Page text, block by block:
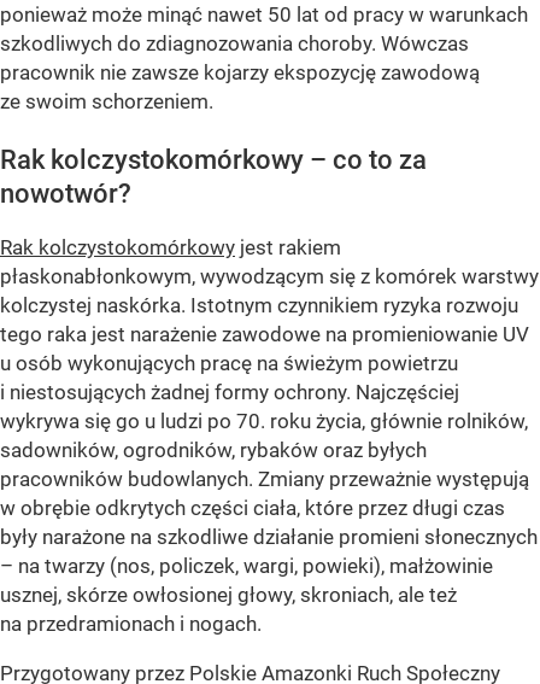
ponieważ może minąć nawet 50 lat od pracy w warunkach
szkodliwych do zdiagnozowania choroby. Wówczas
pracownik nie zawsze kojarzy ekspozycję zawodową
ze swoim schorzeniem.
Rak kolczystokomórkowy – co to za
nowotwór?
Rak kolczystokomórkowy jest rakiem
płaskonabłonkowym, wywodzącym się z komórek warstwy
kolczystej naskórka. Istotnym czynnikiem ryzyka rozwoju
tego raka jest narażenie zawodowe na promieniowanie UV
u osób wykonujących pracę na świeżym powietrzu
i niestosujących żadnej formy ochrony. Najczęściej
wykrywa się go u ludzi po 70. roku życia, głównie rolników,
sadowników, ogrodników, rybaków oraz byłych
pracowników budowlanych. Zmiany przeważnie występują
w obrębie odkrytych części ciała, które przez długi czas
były narażone na szkodliwe działanie promieni słonecznych
– na twarzy (nos, policzek, wargi, powieki), małżowinie
usznej, skórze owłosionej głowy, skroniach, ale też
na przedramionach i nogach.
Przygotowany przez Polskie Amazonki Ruch Społeczny